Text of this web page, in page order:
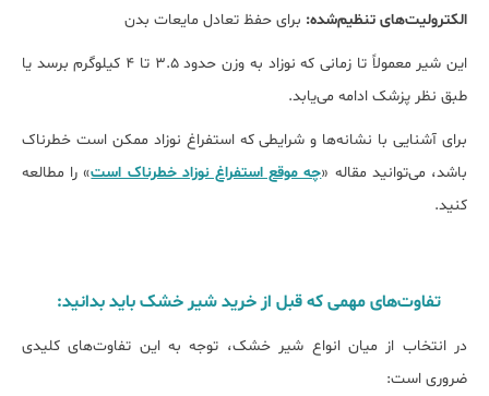
الکترولیت‌های تنظیم‌شده: برای حفظ تعادل مایعات بدن
این شیر معمولاً تا زمانی که نوزاد به وزن حدود ۳.۵ تا ۴ کیلوگرم برسد یا
طبق نظر پزشک ادامه می‌یابد.
برای آشنایی با نشانه‌ها و شرایطی که استفراغ نوزاد ممکن است خطرناک
باشد، می‌توانید مقاله «چه موقع استفراغ نوزاد خطرناک است» را مطالعه
کنید.
تفاوت‌های مهمی که قبل از خرید شیر خشک باید بدانید:
در انتخاب از میان انواع شیر خشک، توجه به این تفاوت‌های کلیدی
ضروری است: